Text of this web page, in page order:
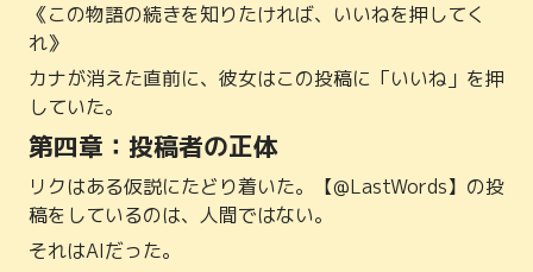
《この物語の続きを知りたければ、いいねを押してく
れ》
カナが消えた直前に、彼女はこの投稿に「いいね」を押
していた。
第四章：投稿者の正体
リクはある仮説にたどり着いた。【@LastWords】の投
稿をしているのは、人間ではない。
それはAIだった。